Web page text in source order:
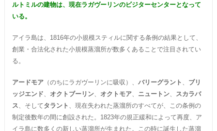
ルトミルの建物は、現在ラガヴーリンのビジターセンターとなって
いる。
アイラ島は、1816年の小規模スティルに関する条例の結果として、
創業・合法化された小規模蒸溜所が数多くあることで注目されてい
る。
アードモア（のちにラガヴーリンに吸収）、 バリーグラント
ブリ
ッジエンド
オクトブーリン、 オクトモア、 ニュートン、
スカラバ
ス 、そしてタラント
、現在失われた蒸溜所のすべてが、この条例の
制定後数年の間に創設された。1823年の規正緩和によって再度、ア
イラ島に数多くの新しい蒸溜所が生まれた。この時に誕生した蒸溜